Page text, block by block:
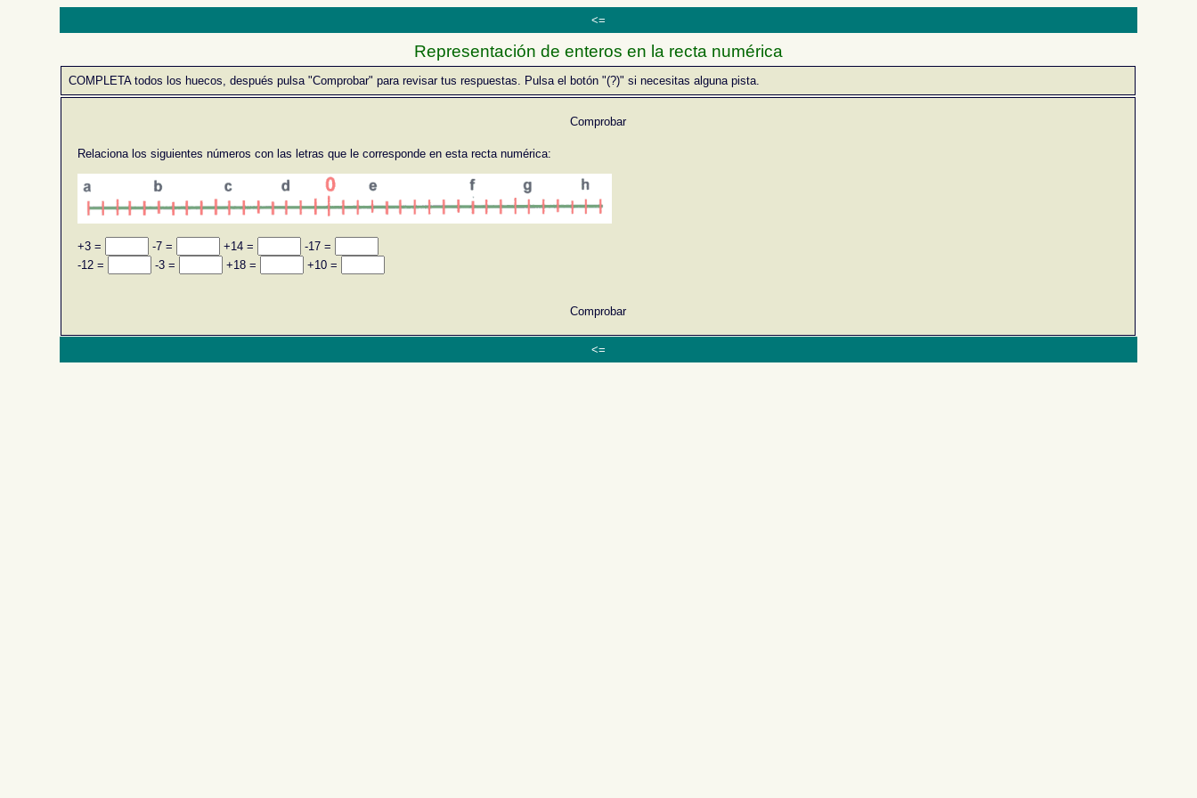
<=
Representación de enteros en la recta numérica
COMPLETA todos los huecos, después pulsa "Comprobar" para revisar tus respuestas. Pulsa el botón "(?)" si necesitas alguna pista.
Comprobar
Relaciona los siguientes números con las letras que le corresponde en esta recta numérica:
+3 = -7 = +14 =
-17 =
-12 =
-3 = +18 = +10 =
Comprobar
<=